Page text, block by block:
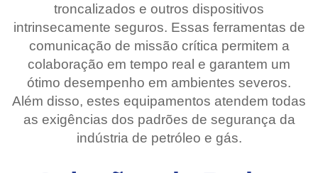
troncalizados e outros dispositivos
intrinsecamente seguros. Essas ferramentas de
comunicação de missão crítica permitem a
colaboração em tempo real e garantem um
ótimo desempenho em ambientes severos.
Além disso, estes equipamentos atendem todas
as exigências dos padrões de segurança da
indústria de petróleo e gás.